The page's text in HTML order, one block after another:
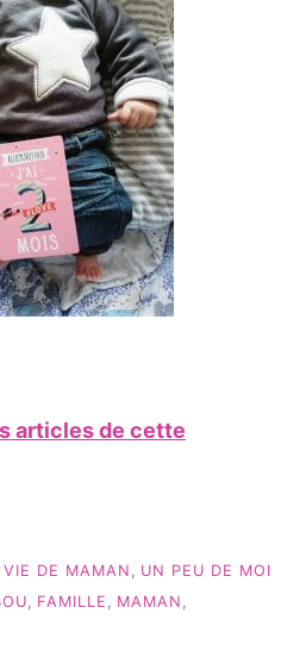
articles de cette
DE MAMAN
UN PEU DE MOI
, FAMILLE , MAMAN ,